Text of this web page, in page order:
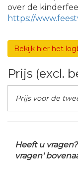
over de
https://
Bekijk hier het
Prijs (excl.
Prijs voor de
Heeft u
vragen'